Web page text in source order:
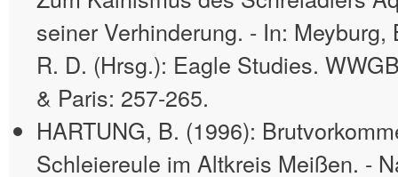
seiner Verhinderung. - In: Meyburg,
R. D. (Hrsg.): Eagle Studies.
& Paris: 257-265.
HARTUNG, B. (1996):
Schleiereule im Altkreis Meißen. -